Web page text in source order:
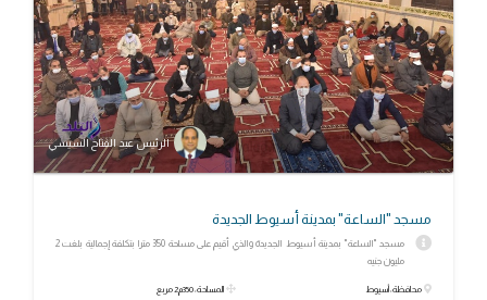
الرئيس عبد الفتاح السيسي
مسجد "الساعة" بمدينة أسيوط الجديدة
مسجد "الساعة" بمدينة أسيوط الجديدة والذي أقيم على مساحة 350 مترا بتكلفة إجمالية بلغت 2
مليون جنيه
محافظة: أسيوط المساحة: 350م2 مربع